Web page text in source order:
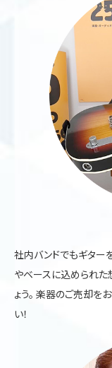
社内バンドでもギター
やベースに込められた
ょう。 楽器のご売却を
い！